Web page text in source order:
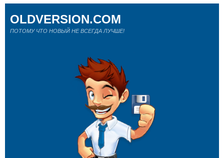
OLDVERSION.COM
ПОТОМУ ЧТО НОВЫЙ НЕ ВСЕГДА ЛУЧШЕ!